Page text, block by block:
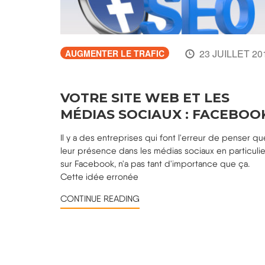
AUGMENTER LE TRAFIC 23 JUILLET
VOTRE SITE WEB ET LES
MÉDIAS SOCIAUX :
Il y a des entreprises qui font l'erreur de penser
leur présence dans les médias sociaux en
sur Facebook, n'a pas tant d'importance que ça.
Cette idée erronée
CONTINUE READING